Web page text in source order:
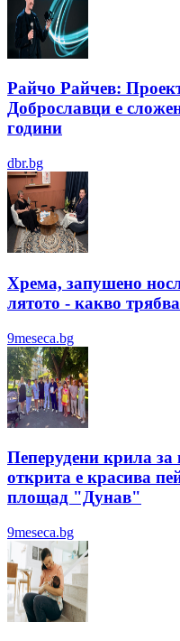
Райчо Райчев:
Доброславци е
години
dbr.bg
Хрема, запушено
лятотo - какво
9meseca.bg
Пеперудени крила
открита е красива
площад "Дунав"
9meseca.bg